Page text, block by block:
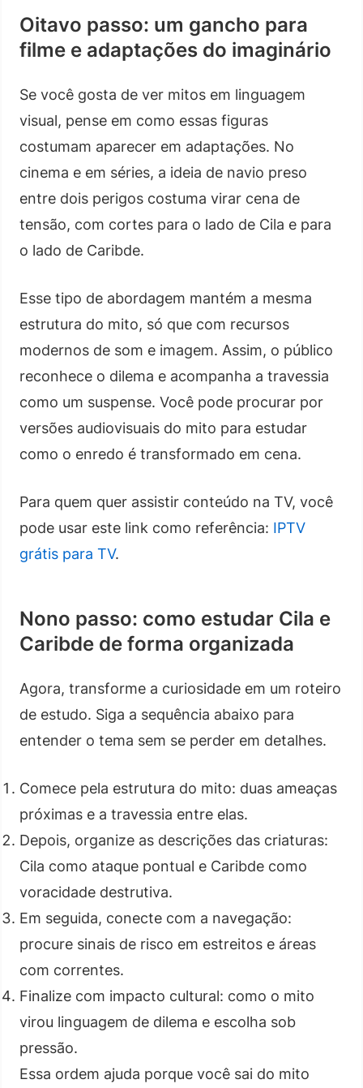
Oitavo passo: um gancho para
filme e adaptações do imaginário
Se você gosta de ver mitos em linguagem
visual, pense em como essas figuras
costumam aparecer em adaptações. No
cinema e em séries, a ideia de navio preso
entre dois perigos costuma virar cena de
tensão, com cortes para o lado de Cila e para
o lado de Caribde.
Esse tipo de abordagem mantém a mesma
estrutura do mito, só que com recursos
modernos de som e imagem. Assim, o público
reconhece o dilema e acompanha a travessia
como um suspense. Você pode procurar por
versões audiovisuais do mito para estudar
como o enredo é transformado em cena.
Para quem quer assistir conteúdo na TV, você
pode usar este link como referência: IPTV
grátis para TV.
Nono passo: como estudar Cila e
Caribde de forma organizada
Agora, transforme a curiosidade em um roteiro
de estudo. Siga a sequência abaixo para
entender o tema sem se perder em detalhes.
Comece pela estrutura do mito: duas ameaças
próximas e a travessia entre elas.
Depois, organize as descrições das criaturas:
Cila como ataque pontual e Caribde como
voracidade destrutiva.
Em seguida, conecte com a navegação:
procure sinais de risco em estreitos e áreas
com correntes.
Finalize com impacto cultural: como o mito
virou linguagem de dilema e escolha sob
pressão.
Essa ordem ajuda porque você sai do mito